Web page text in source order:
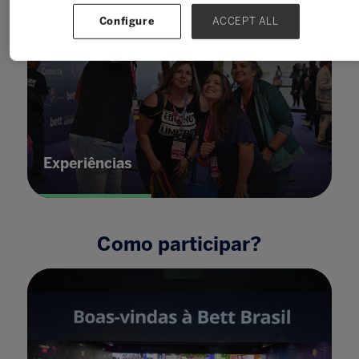
Experiências
Como participar?
Configure ACCEPT ALL